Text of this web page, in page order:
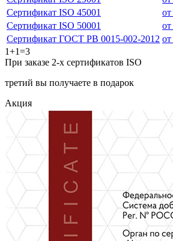
Сертификат ISO 45001
Сертификат ISO 50001
Сертификат ГОСТ РВ 0015-002-2012
1+1=3
При заказе 2-х сертификатов ISO
третий вы получаете в подарок
Акция